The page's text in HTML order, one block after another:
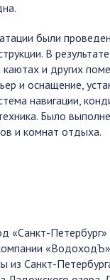
были
В
и других
и оснащение,
навигации,
Было
и комнат отдыха.
«Санкт-Петербург»
из Санкт-